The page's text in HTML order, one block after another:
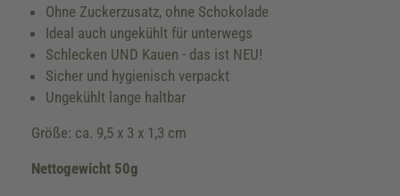
Ohne Zuckerzusatz, ohne Schokolade
Ideal auch ungekühlt für unterwegs
Schlecken UND Kauen - das ist NEU!
Sicher und hygienisch verpackt
Ungekühlt lange haltbar
Größe: ca. 9,5 x 3 x 1,3 cm
Nettogewicht 50g